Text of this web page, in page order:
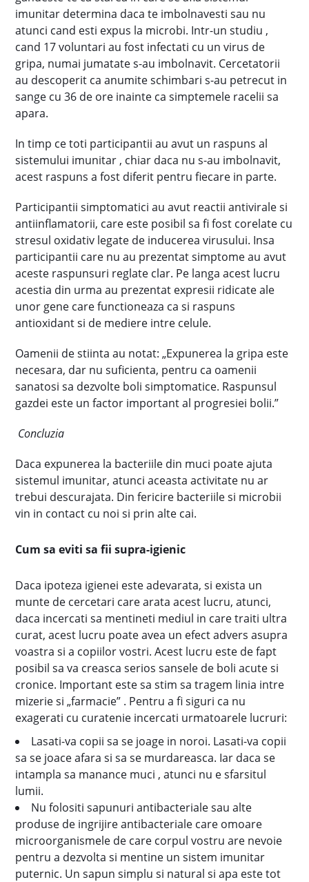
imunitar determina daca te imbolnavesti sau nu
atunci cand esti expus la microbi. Intr-un studiu ,
cand 17 voluntari au fost infectati cu un virus de
gripa, numai jumatate s-au imbolnavit. Cercetatorii
au descoperit ca anumite schimbari s-au petrecut in
sange cu 36 de ore inainte ca simptemele racelii sa
apara.
In timp ce toti participantii au avut un raspuns al
sistemului imunitar , chiar daca nu s-au imbolnavit,
acest raspuns a fost diferit pentru fiecare in parte.
Participantii simptomatici au avut reactii antivirale si
antiinflamatorii, care este posibil sa fi fost corelate cu
stresul oxidativ legate de inducerea virusului. Insa
participantii care nu au prezentat simptome au avut
aceste raspunsuri reglate clar. Pe langa acest lucru
acestia din urma au prezentat expresii ridicate ale
unor gene care functioneaza ca si raspuns
antioxidant si de mediere intre celule.
Oamenii de stiinta au notat: „Expunerea la gripa este
necesara, dar nu suficienta, pentru ca oamenii
sanatosi sa dezvolte boli simptomatice. Raspunsul
gazdei este un factor important al progresiei bolii.”
Concluzia
Daca expunerea la bacteriile din muci poate ajuta
sistemul imunitar, atunci aceasta activitate nu ar
trebui descurajata. Din fericire bacteriile si microbii
vin in contact cu noi si prin alte cai.
Cum sa eviti sa fii supra-igienic
Daca ipoteza igienei este adevarata, si exista un
munte de cercetari care arata acest lucru, atunci,
daca incercati sa mentineti mediul in care traiti ultra
curat, acest lucru poate avea un efect advers asupra
voastra si a copiilor vostri. Acest lucru este de fapt
posibil sa va creasca serios sansele de boli acute si
cronice. Important este sa stim sa tragem linia intre
mizerie si „farmacie” . Pentru a fi siguri ca nu
exagerati cu curatenie incercati urmatoarele lucruri:
Lasati-va copii sa se joage in noroi. Lasati-va copii
sa se joace afara si sa se murdareasca. Iar daca se
intampla sa manance muci , atunci nu e sfarsitul
lumii.
Nu folositi sapunuri antibacteriale sau alte
produse de ingrijire antibacteriale care omoare
microorganismele de care corpul vostru are nevoie
pentru a dezvolta si mentine un sistem imunitar
puternic. Un sapun simplu si natural si apa este tot